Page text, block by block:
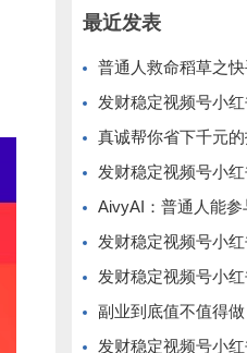
最近发表
普通人救命稻草之快手挂铁人气涨粉
发财稳定视频号小红书点赞，全
真诚帮你省下千元的抖音黑科技快手
发财稳定视频号小红书点赞，全
AivyAI：普通人能参与的AI风口，
发财稳定视频号小红书点赞，全网
发财稳定视频号小红书点赞，全
副业到底值不值得做，抖音黑科技
发财稳定视频号小红书点赞，全